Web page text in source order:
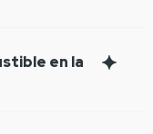
en la